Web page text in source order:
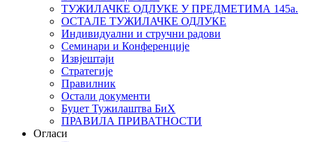
ТУЖИЛАЧКЕ ОДЛУКЕ У ПРЕДМЕТИМА 145а.
ОСТАЛЕ ТУЖИЛАЧКЕ ОДЛУКЕ
Индивидуални и стручни радови
Семинари и Конференције
Извјештаји
Стратегије
Правилник
Остали документи
Буџет Тужилаштва БиХ
ПРАВИЛА ПРИВАТНОСТИ
Огласи